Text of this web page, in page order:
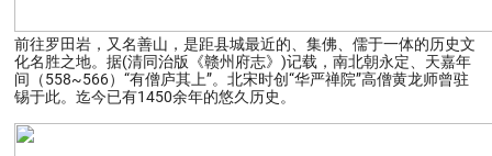
前往罗田岩，又名善山，是距县城最近的、集佛、儒于一体的历史文
化名胜之地。据(清同治版《赣州府志》)记载，南北朝永定、天嘉年
间（558~566）“有僧庐其上”。北宋时创“华严禅院”高僧黄龙师曾驻
锡于此。迄今已有1450余年的悠久历史。